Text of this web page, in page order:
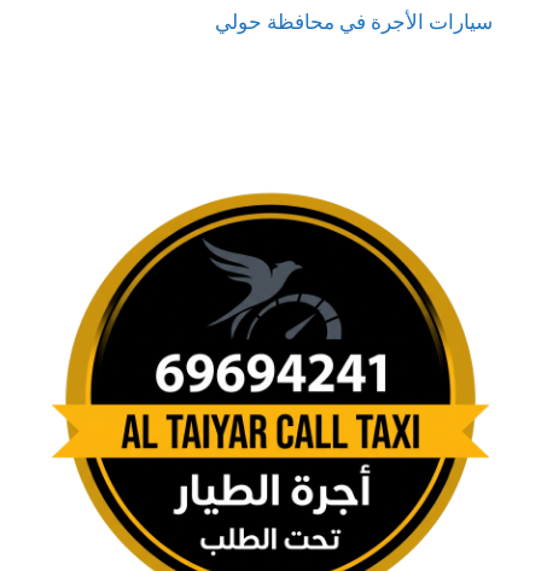
سيارات الأجرة في محافظة حولي